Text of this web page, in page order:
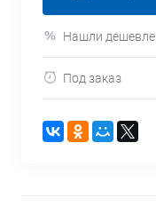
Нашли дешевле
Под заказ